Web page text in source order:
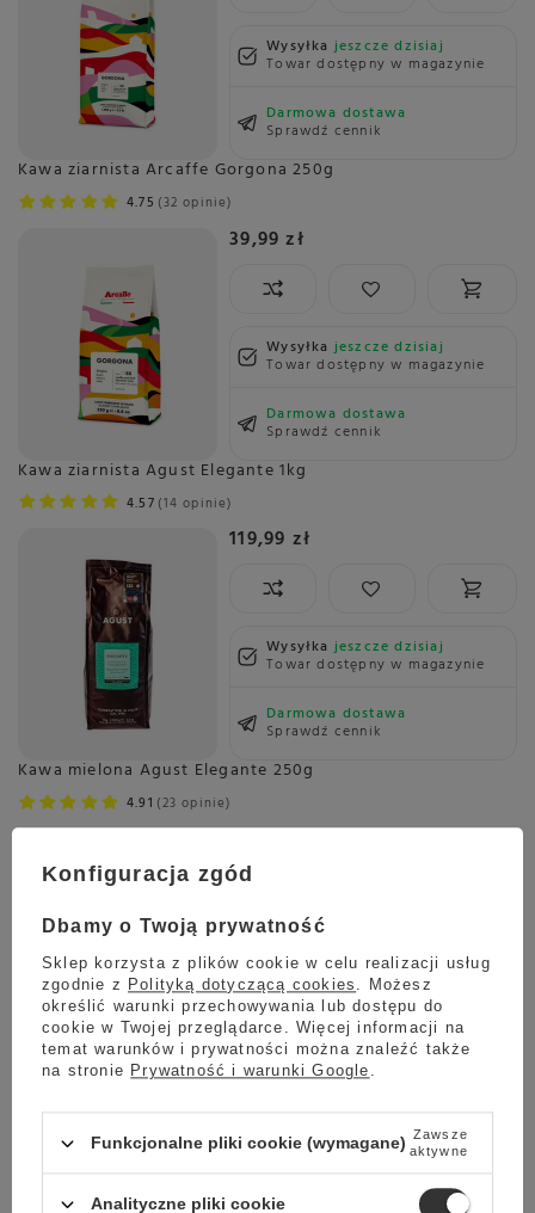
Wysyłkajeszcze dzisiaj
Towar dostępny w magazynie
Darmowa dostawa
Sprawdź cennik
Kawa ziarnista Arcaffe Gorgona 250g
4.75 32 opinie
39,99 zł
Wysyłkajeszcze dzisiaj
Towar dostępny w magazynie
Darmowa dostawa
Sprawdź cennik
Kawa ziarnista Agust Elegante 1kg
4.57 14 opinie
119,99 zł
Wysyłkajeszcze dzisiaj
Towar dostępny w magazynie
Darmowa dostawa
Sprawdź cennik
Kawa mielona Agust Elegante 250g
4.91 23 opinie
Towar dostępny w magazynie
Darmowa dostawa
Sprawdź cennik
Kawa ziarnista Agust Elegante 250g
37,99 zł
Konfiguracja zgód
Dbamy o Twoją prywatność
Sklep korzysta z plików cookie w celu realizacji usług
zgodnie z Polityką dotyczącą cookies. Możesz
określić warunki przechowywania lub dostępu do
cookie w Twojej przeglądarce. Więcej informacji na
temat warunków i prywatności można znaleźć także
na stronie Prywatność i warunki Google .
Funkcjonalne pliki cookie (wymagane) Zawsze
aktywne
Analityczne pliki cookie